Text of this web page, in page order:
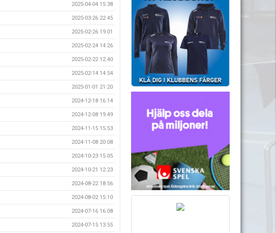
2025-04-04 15:38
2025-03-26 22:45
2025-02-26 19:01
2025-02-24 14:26
2025-02-22 12:40
2025-02-14 14:54
2025-01-01 21:20
2024-12-18 16:14
2024-12-08 19:49
2024-11-15 15:53
2024-11-08 20:08
2024-10-23 15:05
2024-10-21 12:23
2024-08-22 18:56
2024-08-02 15:10
2024-07-16 16:08
2024-07-15 13:55